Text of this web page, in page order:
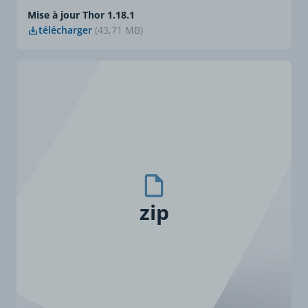
Mise à jour Thor 1.18.1
télécharger (43,71 MB)
zip